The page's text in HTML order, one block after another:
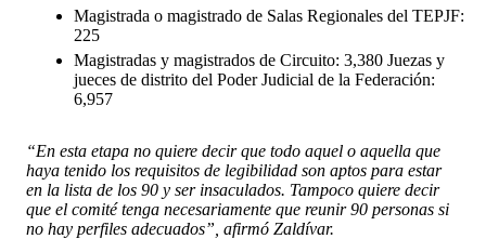
Magistrada o magistrado de Salas Regionales del TEPJF:
225
Magistradas y magistrados de Circuito: 3,380 Juezas y
jueces de distrito del Poder Judicial de la Federación:
6,957
“En esta etapa no quiere decir que todo aquel o aquella que
haya tenido los requisitos de legibilidad son aptos para estar
en la lista de los 90 y ser insaculados. Tampoco quiere decir
que el comité tenga necesariamente que reunir 90 personas si
no hay perfiles adecuados”, afirmó Zaldívar.